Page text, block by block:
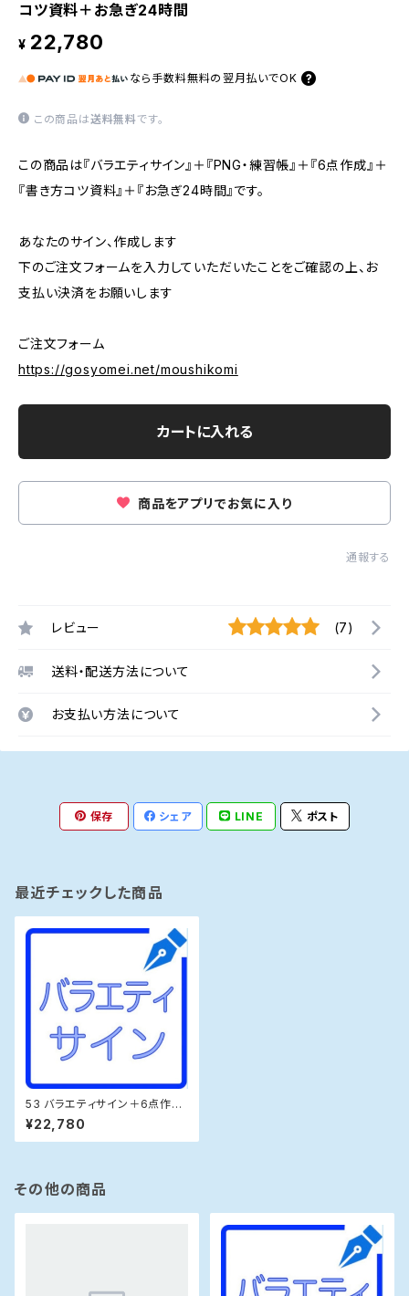
コツ資料＋お急ぎ24時間
¥ 22,780
なら 手数料無料の 翌月払いでOK
この商品は送料無料です。
この商品は『バラエティサイン』＋『PNG・練習帳』＋『6点作成』＋
『書き方コツ資料』＋『お急ぎ24時間』です。
あなたのサイン、作成します
下のご注文フォームを入力していただいたことをご確認の上、お
支払い決済をお願いします
ご注文フォーム
https://gosyomei.net/moushikomi
カートに入れる
商品をアプリでお気に入り
通報する
レビュー (7)
送料・配送方法について
お支払い方法について
保存 シェア LINE ポスト
最近チェックした商品
53 バラエティサイン＋6点作成
＋PNG・練習帳＋書き方コツ資
料＋お急ぎ24時間
¥22,780
その他の商品